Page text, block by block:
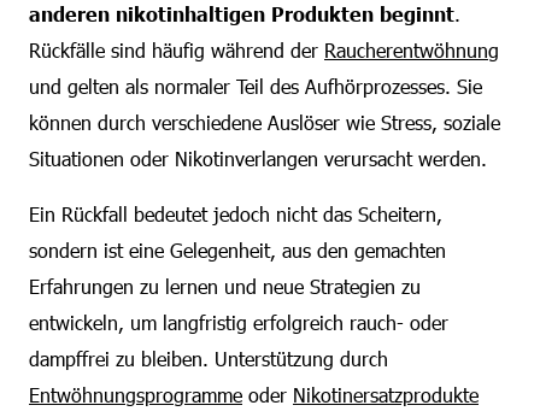
anderen nikotinhaltigen Produkten beginnt.
Rückfälle sind häufig während der Raucherentwöhnung
und gelten als normaler Teil des Aufhörprozesses. Sie
können durch verschiedene Auslöser wie Stress, soziale
Situationen oder Nikotinverlangen verursacht werden.
Ein Rückfall bedeutet jedoch nicht das Scheitern,
sondern ist eine Gelegenheit, aus den gemachten
Erfahrungen zu lernen und neue Strategien zu
entwickeln, um langfristig erfolgreich rauch- oder
dampffrei zu bleiben. Unterstützung durch
Entwöhnungsprogramme oder Nikotinersatzprodukte